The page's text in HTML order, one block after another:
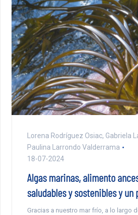
Lorena Rodríguez Osiac, Gabriela
Paulina Larrondo Valderrama
18-07-2024
Algas marinas, alimento
saludables y sostenibles y un
Gracias a nuestro mar frío, a lo largo